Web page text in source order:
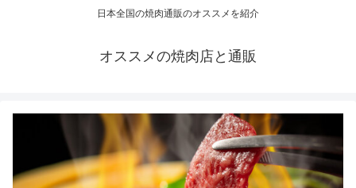
日本全国の焼肉通販のオススメを紹介
オススメの焼肉店と通販